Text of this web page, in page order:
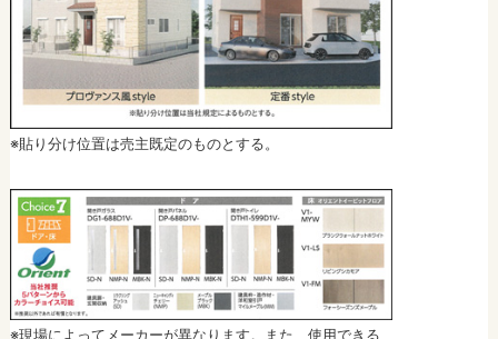
※貼り分け位置は売主既定のものとする。
※現場によってメーカーが異なります。また、使用できる